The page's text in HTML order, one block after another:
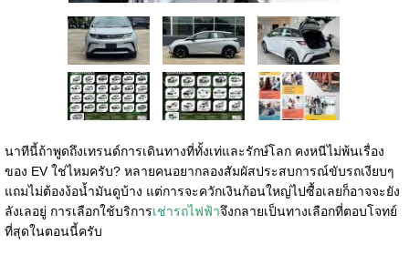
นาทีนี้ถ้าพูดถึงเทรนด์การเดินทางที่ทั้งเท่และรักษ์โลก คงหนีไม่พ้นเรื่อง
ของ EV ใช่ไหมครับ? หลายคนอยากลองสัมผัสประสบการณ์ขับรถเงียบๆ
แถมไม่ต้องง้อน้ำมันดูบ้าง แต่การจะควักเงินก้อนใหญ่ไปซื้อเลยก็อาจจะยัง
ลังเลอยู่ การเลือกใช้บริการเช่ารถไฟฟ้าจึงกลายเป็นทางเลือกที่ตอบโจทย์
ที่สุดในตอนนี้ครับ